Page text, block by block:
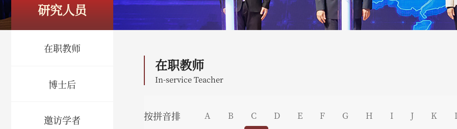
研究人员
在职教师
博士后
邀访学者
在职教师
In-service Teacher
按拼音排
A B C D E F G H I J K